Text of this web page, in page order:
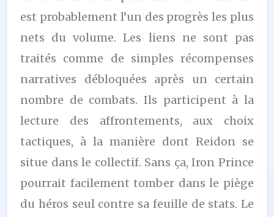
est probablement l’un des progrès les plus
nets du volume. Les liens ne sont pas
traités comme de simples récompenses
narratives débloquées après un certain
nombre de combats. Ils participent à la
lecture des affrontements, aux choix
tactiques, à la manière dont Reidon se
situe dans le collectif. Sans ça, Iron Prince
pourrait facilement tomber dans le piège
du héros seul contre sa feuille de stats. Le